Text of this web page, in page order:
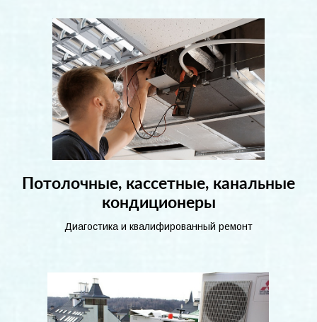
Потолочные, кассетные, канальные
кондиционеры
Диагостика и квалифированный ремонт